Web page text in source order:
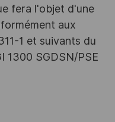
fera l'objet d'une
aux
1 et suivants du
1300 SGDSN/PSE